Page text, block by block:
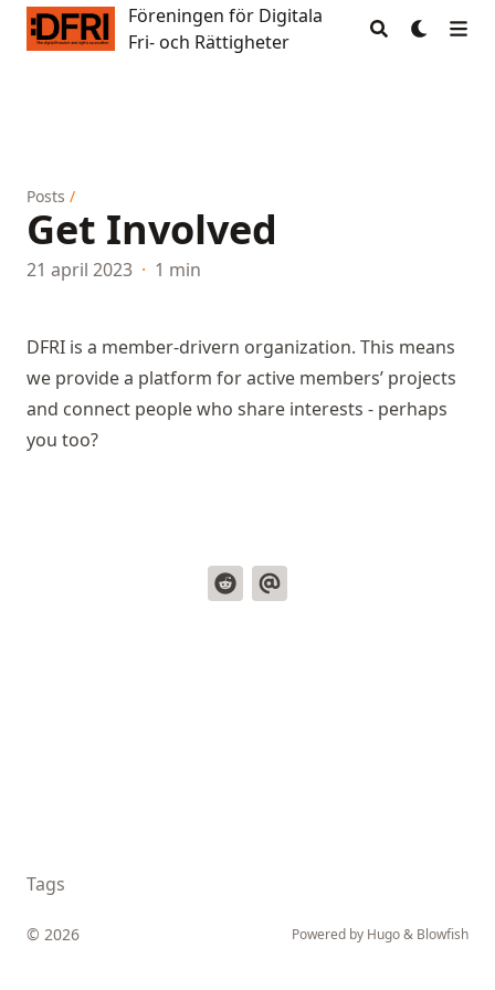
Föreningen för Digitala Fri- och Rättigheter
Föreningen för Digitala
Fri- och Rättigheter
Posts /
Get Involved
21 april 2023 · 1 min
DFRI is a member-drivern organization. This means
we provide a platform for active members’ projects
and connect people who share interests - perhaps
you too?
Tags
© 2026 Powered by Hugo& Blowfish